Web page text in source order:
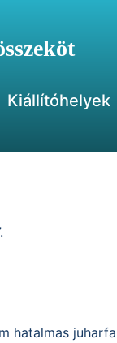
Kiállítóhelyek
hatalmas